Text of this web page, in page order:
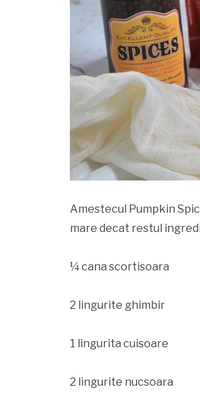
Amestecul Pumpkin
mare decat restul
¼ cana scortisoara
2 lingurite ghimbir
1 lingurita cuisoare
2 lingurite nucsoara